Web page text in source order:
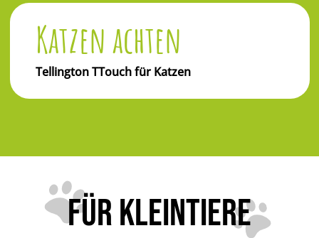
Katzen achten
Tellington TTouch für Katzen
FÜR KLEINTIERE